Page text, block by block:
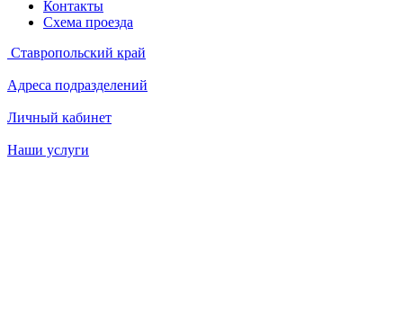
Контакты
Схема проезда
Ставропольский край
Адреса подразделений
Личный кабинет
Наши услуги